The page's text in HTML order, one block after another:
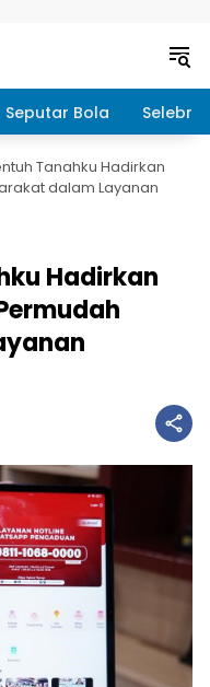
Seputar Bola
Tanahku Hadirkan
dalam Layanan
Hadirkan